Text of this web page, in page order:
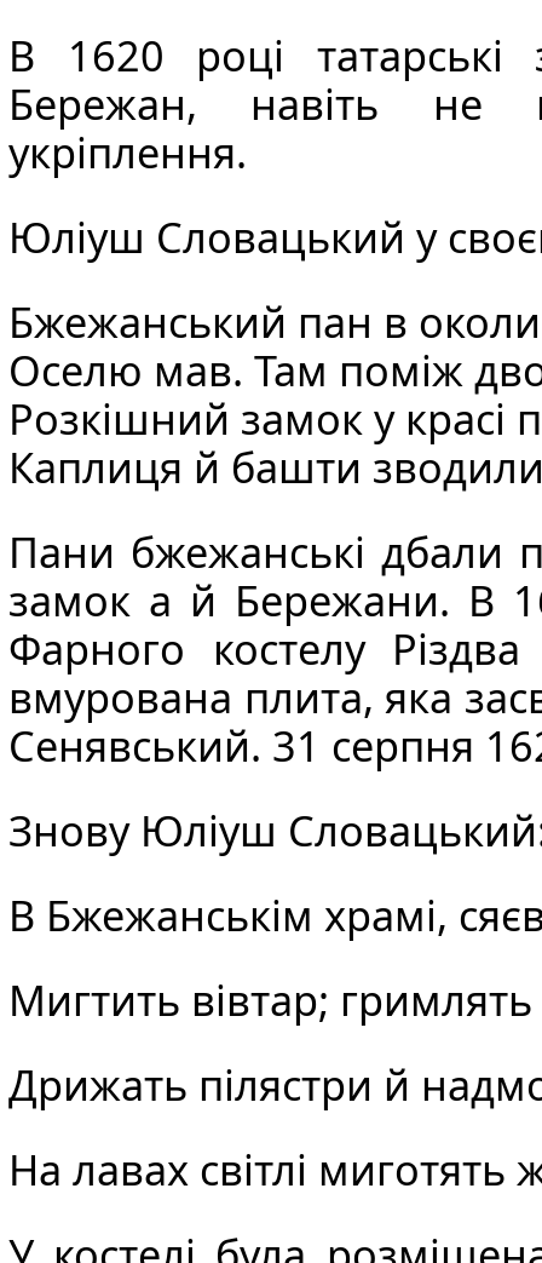
В 1620 році
Бережан, навіть не
укріплення.
Юліуш Словацький у
Бжежанський пан в
Оселю мав. Там поміж
Розкішний замок у красі
Каплиця й башти
Пани бжежанські дбали
замок а й Бережани. В
Фарного костелу
вмурована плита, яка
Сенявський. 31 серпня
Знову Юліуш Словацький
В Бжежанськім храмі,
Мигтить вівтар;
Дрижать пілястри й
На лавах світлі миготять